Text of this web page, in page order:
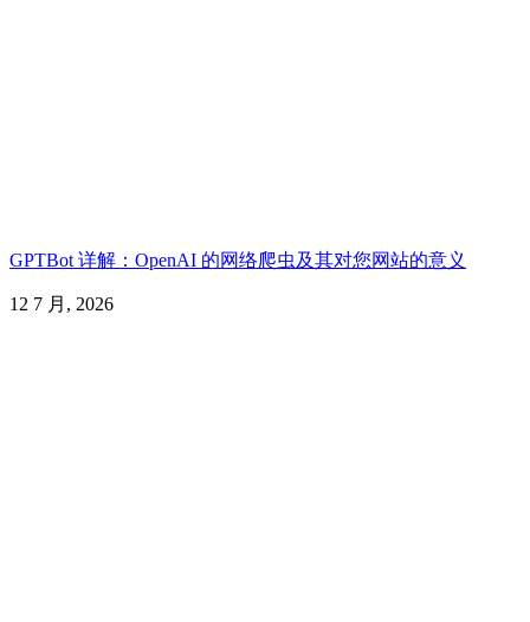
GPTBot 详解：OpenAI 的网络爬虫及其对您网站的意义
12 7 月, 2026